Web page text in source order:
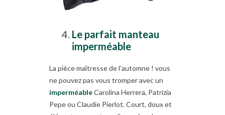
Le parfait manteau
imperméable
La pièce maîtresse de l’automne ! vous
ne pouvez pas vous tromper avec un
imperméableCarolina Herrera, Patrizia
Pepe ou Claudie Pierlot. Court, doux et